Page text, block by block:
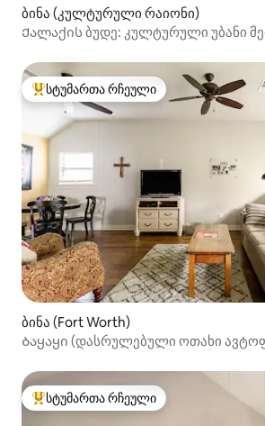
ბინა (კულტურული რაიონი)
Ქალაქის ბუდე: კულტურული უბანი
სტუმართა რჩეული მოწინავე ვარიანტი
სტუმართა რჩეული
ბინა (Fort Worth)
Ბაყაყი (დასრულებული ოთახი
სტუმართა რჩეული მოწინავე ვარიანტი
სტუმართა რჩეული